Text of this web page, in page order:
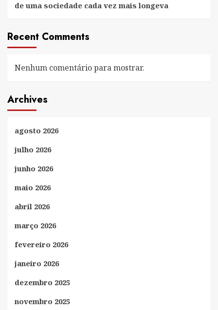
de uma sociedade cada vez mais longeva
Recent Comments
Nenhum comentário para mostrar.
Archives
agosto 2026
julho 2026
junho 2026
maio 2026
abril 2026
março 2026
fevereiro 2026
janeiro 2026
dezembro 2025
novembro 2025